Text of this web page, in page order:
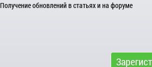
Получение обновлений в статьях и на форуме